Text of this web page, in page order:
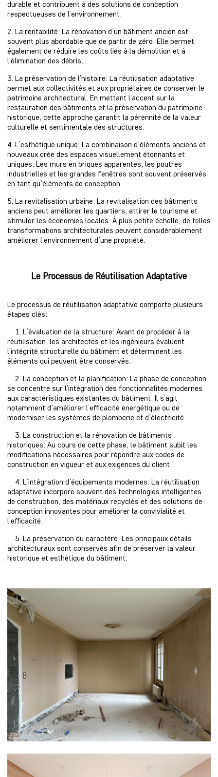
durable et contribuent à des solutions de conception
respectueuses de l’environnement.
2. La rentabilité: La rénovation d’un bâtiment ancien est
souvent plus abordable que de partir de zéro. Elle permet
également de réduire les coûts liés à la démolition et à
l’élimination des débris.
3. La préservation de l’histoire: La réutilisation adaptative
permet aux collectivités et aux propriétaires de conserver le
patrimoine architectural. En mettant l’accent sur la
restauration des bâtiments et la préservation du patrimoine
historique, cette approche garantit la pérennité de la valeur
culturelle et sentimentale des structures.
4. L’esthétique unique: La combinaison d’éléments anciens et
nouveaux crée des espaces visuellement étonnants et
uniques. Les murs en briques apparentes, les poutres
industrielles et les grandes fenêtres sont souvent préservés
en tant qu’éléments de conception.
5. La revitalisation urbaine: La revitalisation des bâtiments
anciens peut améliorer les quartiers, attirer le tourisme et
stimuler les économies locales. À plus petite échelle, de telles
transformations architecturales peuvent considérablement
améliorer l’environnement d’une propriété.
Le Processus de Réutilisation Adaptative
Le processus de réutilisation adaptative comporte plusieurs
étapes clés:
1. L’évaluation de la structure: Avant de procéder à la
réutilisation, les architectes et les ingénieurs évaluent
l’intégrité structurelle du bâtiment et déterminent les
éléments qui peuvent être conservés.
2. La conception et la planification: La phase de conception
se concentre sur l’intégration des fonctionnalités modernes
aux caractéristiques existantes du bâtiment. Il s’agit
notamment d’améliorer l’efficacité énergétique ou de
moderniser les systèmes de plomberie et d’électricité.
3. La construction et la rénovation de bâtiments
historiques: Au cours de cette phase, le bâtiment subit les
modifications nécessaires pour répondre aux codes de
construction en vigueur et aux exigences du client.
4. L’intégration d’équipements modernes: La réutilisation
adaptative incorpore souvent des technologies intelligentes
de construction, des matériaux recyclés et des solutions de
conception innovantes pour améliorer la convivialité et
l’efficacité.
5. La préservation du caractère: Les principaux détails
architecturaux sont conservés afin de préserver la valeur
historique et esthétique du bâtiment.